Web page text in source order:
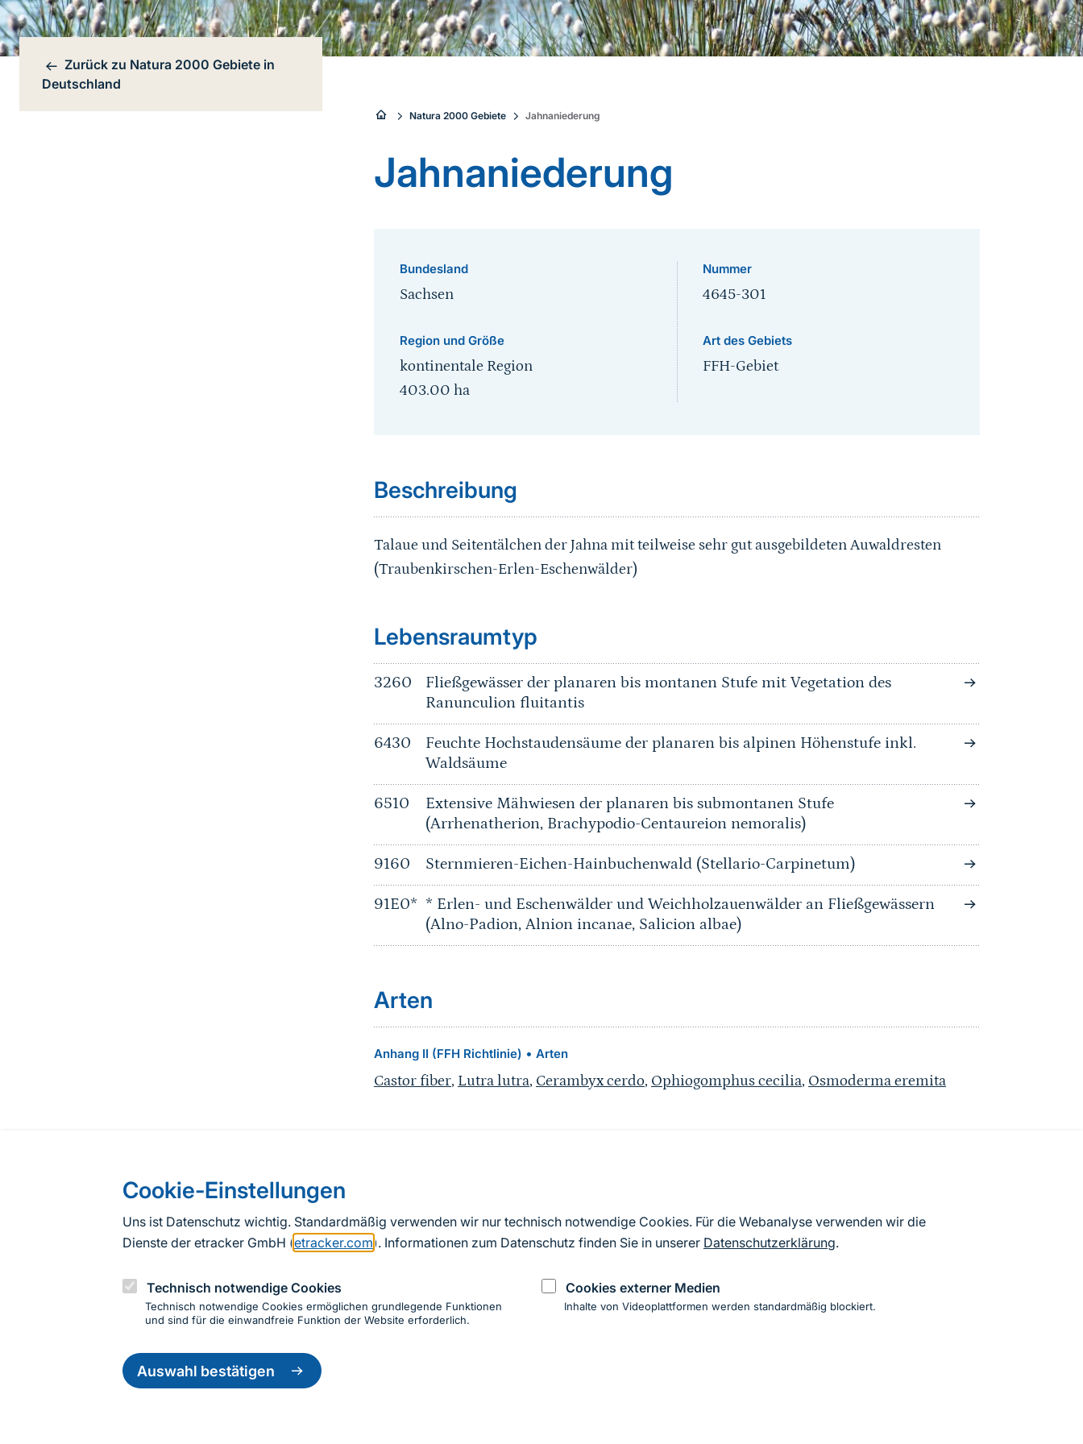
Cookie-Einstellungen
Uns ist Datenschutz wichtig. Standardmäßig verwenden wir nur technisch notwendige Cookies. Für die Webanalyse verwenden wir die
Dienste der etracker GmbH (etracker.com ). Informationen zum Datenschutz finden Sie in unserer Datenschutzerklärung.
Technisch notwendige Cookies
Technisch notwendige Cookies ermöglichen grundlegende Funktionen
und sind für die einwandfreie Funktion der Website erforderlich.
Cookies externer Medien
Inhalte von Videoplattformen werden standardmäßig blockiert.
Auswahl bestätigen
Einwilligung
zurückziehen
Bereichsnavigation
Zurück zu Natura 2000 Gebiete in
Deutschland
Sie
sind
hier:
Natura 2000 Gebiete Jahnaniederung
Jahnaniederung
Bundesland
Sachsen
Region und Größe
kontinentale Region
403.00 ha
Nummer
4645-301
Art des Gebiets
FFH-Gebiet
Beschreibung
Talaue und Seitentälchen der Jahna mit teilweise sehr gut ausgebildeten Auwaldresten
(Traubenkirschen-Erlen-Eschenwälder)
Sprungmarke
Lebensraumtyp
3260
Fließgewässer der planaren bis montanen Stufe mit Vegetation des
Ranunculion fluitantis
6430
Feuchte Hochstaudensäume der planaren bis alpinen Höhenstufe inkl.
Waldsäume
6510
Extensive Mähwiesen der planaren bis submontanen Stufe
(Arrhenatherion, Brachypodio-Centaureion nemoralis)
9160 Sternmieren-Eichen-Hainbuchenwald (Stellario-Carpinetum)
91E0* * Erlen- und Eschenwälder und Weichholzauenwälder an Fließgewässern
(Alno-Padion, Alnion incanae, Salicion albae)
Arten
Anhang II (FFH Richtlinie) • Arten
Castor fiber, Lutra lutra, Cerambyx cerdo, Ophiogomphus cecilia, Osmoderma eremita
Nach Angaben der an die EU übermittelten Standarddatenbögen Deutschlands (Stand:
2019). Aus besonderen Schutzgründen enthalten die zur Veröffentlichung freigegebenen
Informationen zur Seite